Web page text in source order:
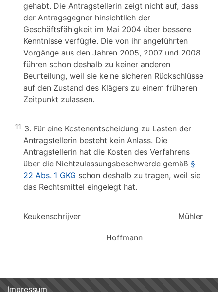
gehabt. Die Antragstellerin zeigt nicht auf, dass
der Antragsgegner hinsichtlich der
Geschäftsfähigkeit im Mai 2004 über bessere
Kenntnisse verfügte. Die von ihr angeführten
Vorgänge aus den Jahren 2005, 2007 und 2008
führen schon deshalb zu keiner anderen
Beurteilung, weil sie keine sicheren Rückschlüsse
auf den Zustand des Klägers zu einem früheren
Zeitpunkt zulassen.
11 3. Für eine Kostenentscheidung zu Lasten der
Antragstellerin besteht kein Anlass. Die
Antragstellerin hat die Kosten des Verfahrens
über die Nichtzulassungsbeschwerde gemäß §
22 Abs. 1 GKG schon deshalb zu tragen, weil sie
das Rechtsmittel eingelegt hat.
Keukenschrijver
Hoffmann
Impressum